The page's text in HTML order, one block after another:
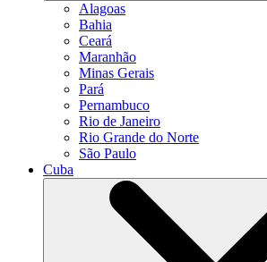
Alagoas
Bahia
Ceará
Maranhão
Minas Gerais
Pará
Pernambuco
Rio de Janeiro
Rio Grande do Norte
São Paulo
Cuba